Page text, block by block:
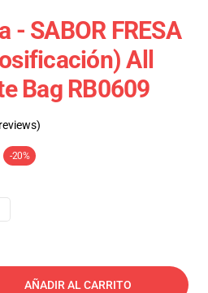
- SABOR FRESA
All
Bag RB0609
-20%
AÑADIR AL CARRITO